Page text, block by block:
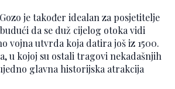
je također idealan za posjetitelje
da se duž cijelog otoka vidi
vojna utvrda koja datira još iz 1500.
u kojoj su ostali tragovi nekadašnjih
glavna historijska atrakcija